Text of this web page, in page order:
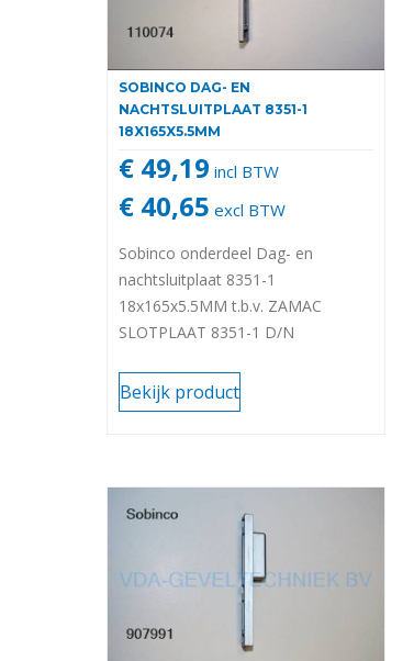
SOBINCO DAG- EN
NACHTSLUITPLAAT 8351-1
18X165X5.5MM
€ 49,19 incl BTW
€ 40,65 excl BTW
Sobinco onderdeel Dag- en
nachtsluitplaat 8351-1
18x165x5.5MM t.b.v. ZAMAC
SLOTPLAAT 8351-1 D/N
Bekijk product